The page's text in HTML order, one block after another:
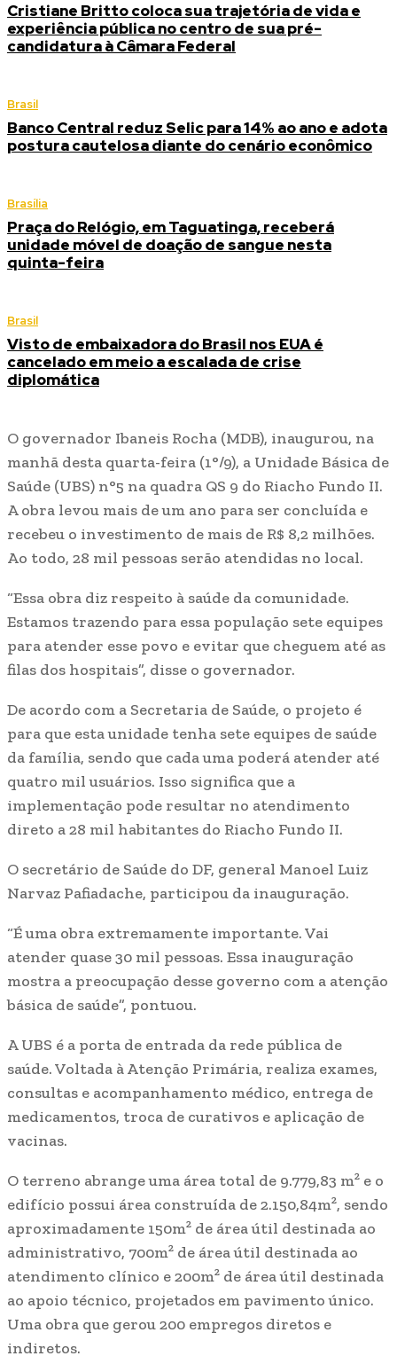
Cristiane Britto coloca sua trajetória de vida e
experiência pública no centro de sua pré-
candidatura à Câmara Federal
Brasil
Banco Central reduz Selic para 14% ao ano e adota
postura cautelosa diante do cenário econômico
Brasília
Praça do Relógio, em Taguatinga, receberá
unidade móvel de doação de sangue nesta
quinta-feira
Brasil
Visto de embaixadora do Brasil nos EUA é
cancelado em meio a escalada de crise
diplomática
O governador Ibaneis Rocha (MDB), inaugurou, na
manhã desta quarta-feira (1°/9), a Unidade Básica de
Saúde (UBS) n°5 na quadra QS 9 do Riacho Fundo II.
A obra levou mais de um ano para ser concluída e
recebeu o investimento de mais de R$ 8,2 milhões.
Ao todo, 28 mil pessoas serão atendidas no local.
“Essa obra diz respeito à saúde da comunidade.
Estamos trazendo para essa população sete equipes
para atender esse povo e evitar que cheguem até as
filas dos hospitais”, disse o governador.
De acordo com a Secretaria de Saúde, o projeto é
para que esta unidade tenha sete equipes de saúde
da família, sendo que cada uma poderá atender até
quatro mil usuários. Isso significa que a
implementação pode resultar no atendimento
direto a 28 mil habitantes do Riacho Fundo II.
O secretário de Saúde do DF, general Manoel Luiz
Narvaz Pafiadache, participou da inauguração.
“É uma obra extremamente importante. Vai
atender quase 30 mil pessoas. Essa inauguração
mostra a preocupação desse governo com a atenção
básica de saúde”, pontuou.
A UBS é a porta de entrada da rede pública de
saúde. Voltada à Atenção Primária, realiza exames,
consultas e acompanhamento médico, entrega de
medicamentos, troca de curativos e aplicação de
vacinas.
O terreno abrange uma área total de 9.779,83 m² e o
edifício possui área construída de 2.150,84m², sendo
aproximadamente 150m² de área útil destinada ao
administrativo, 700m² de área útil destinada ao
atendimento clínico e 200m² de área útil destinada
ao apoio técnico, projetados em pavimento único.
Uma obra que gerou 200 empregos diretos e
indiretos.